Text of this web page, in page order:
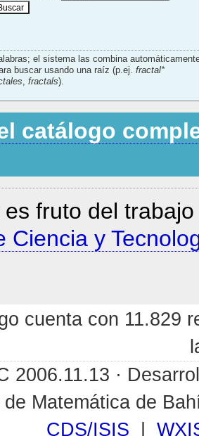
el sistema las combina
con un AND. Use * para buscar usando una raíz (p.ej.fractal*
,fractals).
catálogo
es fruto del
Ciencia y
cuenta con 11.829
2006.11.13 ·
Matemática de
CDS/ISIS